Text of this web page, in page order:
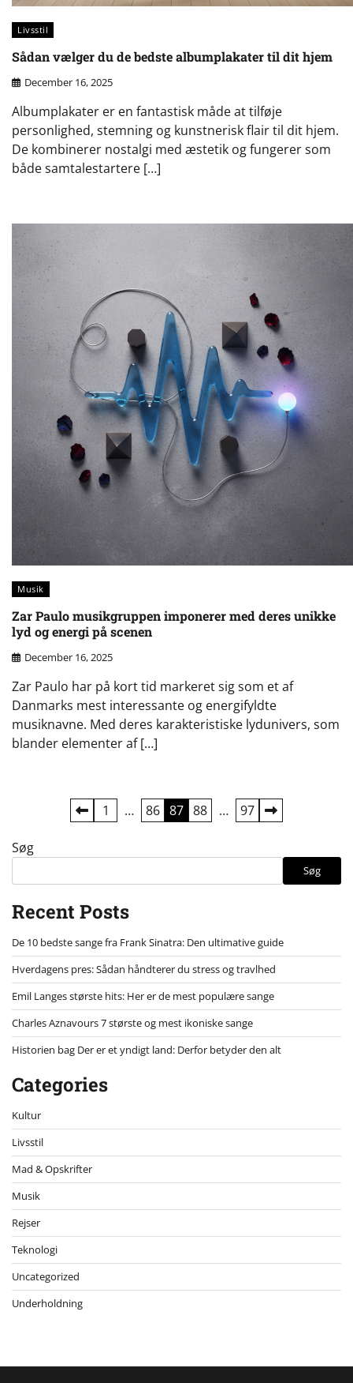
Livsstil
Sådan vælger du de bedste albumplakater til dit hjem
December 16, 2025
Albumplakater er en fantastisk måde at tilføje
personlighed, stemning og kunstnerisk flair til dit hjem.
De kombinerer nostalgi med æstetik og fungerer som
både samtalestartere […]
Musik
Zar Paulo musikgruppen imponerer med deres unikke
lyd og energi på scenen
December 16, 2025
Zar Paulo har på kort tid markeret sig som et af
Danmarks mest interessante og energifyldte
musiknavne. Med deres karakteristiske lydunivers, som
blander elementer af […]
Indlægsinddeling
1 … 86 87 88 … 97
Søg
Søg
Recent Posts
De 10 bedste sange fra Frank Sinatra: Den ultimative guide
Hverdagens pres: Sådan håndterer du stress og travlhed
Emil Langes største hits: Her er de mest populære sange
Charles Aznavours 7 største og mest ikoniske sange
Historien bag Der er et yndigt land: Derfor betyder den alt
Categories
Kultur
Livsstil
Mad & Opskrifter
Musik
Rejser
Teknologi
Uncategorized
Underholdning